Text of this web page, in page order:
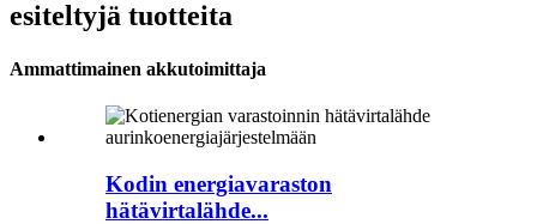
esiteltyjä tuotteita
Ammattimainen akkutoimittaja
Kodin energiavaraston
hätävirtalähde...